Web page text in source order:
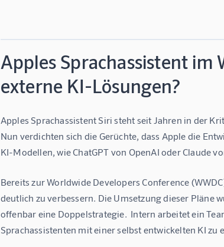
Apples Sprachassistent
externe KI-Lösungen?
Apples Sprachassistent Siri steht seit Jahren in der
Nun verdichten sich die Gerüchte, dass Apple die
KI-Modellen, wie ChatGPT von OpenAI oder Claude
Bereits zur Worldwide Developers Conference
deutlich zu verbessern. Die Umsetzung dieser Pläne
offenbar eine Doppelstrategie.  Intern arbeitet ein
Sprachassistenten mit einer selbst entwickelten KI zu